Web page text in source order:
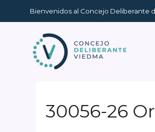
al
contenido
Bienvenidos al Concejo Deliberante
30056-26